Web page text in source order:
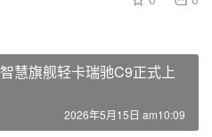
慧旗舰轻卡瑞驰C9正式上
2026年5月15日 am10:09